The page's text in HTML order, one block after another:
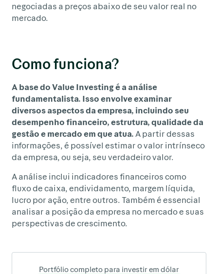
negociadas a preços abaixo de seu valor real no
mercado.
Como funciona?
A base do Value Investing é a análise
fundamentalista. Isso envolve examinar
diversos aspectos da empresa, incluindo seu
desempenho financeiro, estrutura, qualidade da
gestão e mercado em que atua. A partir dessas
informações, é possível estimar o valor intrínseco
da empresa, ou seja, seu verdadeiro valor.
A análise inclui indicadores financeiros como
fluxo de caixa, endividamento, margem líquida,
lucro por ação, entre outros. Também é essencial
analisar a posição da empresa no mercado e suas
perspectivas de crescimento.
Portfólio completo para investir em dólar